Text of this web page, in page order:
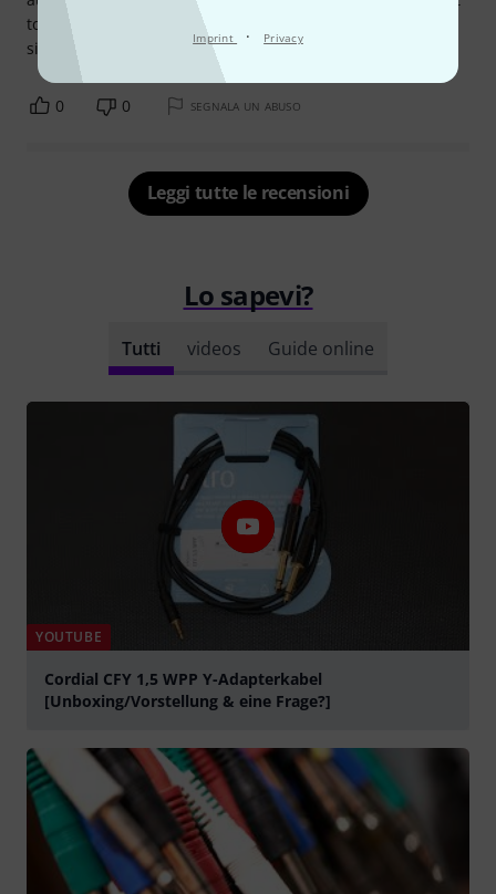
Imprint · Privacy
too! Didn't have any issues with noise or interruptions in a
signal.
0 0 SEGNALA UN ABUSO
Leggi tutte le recensioni
Lo sapevi?
Tutti videos Guide online
YOUTUBE
Cordial CFY 1,5 WPP Y-Adapterkabel
[Unboxing/Vorstellung & eine Frage?]